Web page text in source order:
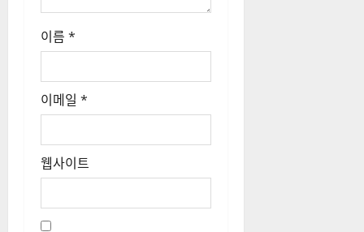
이름 *
이메일 *
웹사이트